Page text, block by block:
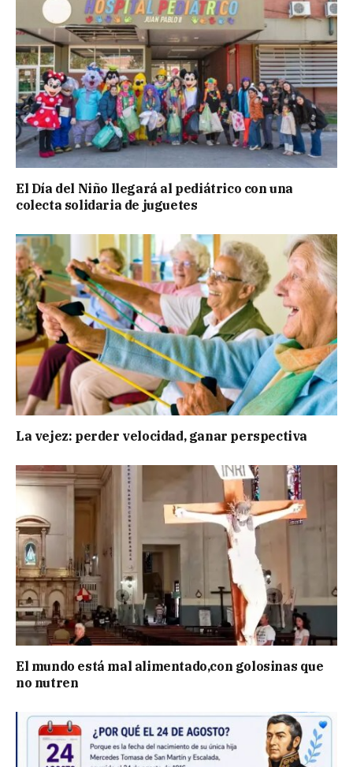
El Día del Niño llegará al pediátrico con una
colecta solidaria de juguetes
La vejez: perder velocidad, ganar perspectiva
El mundo está mal alimentado,con golosinas que
no nutren